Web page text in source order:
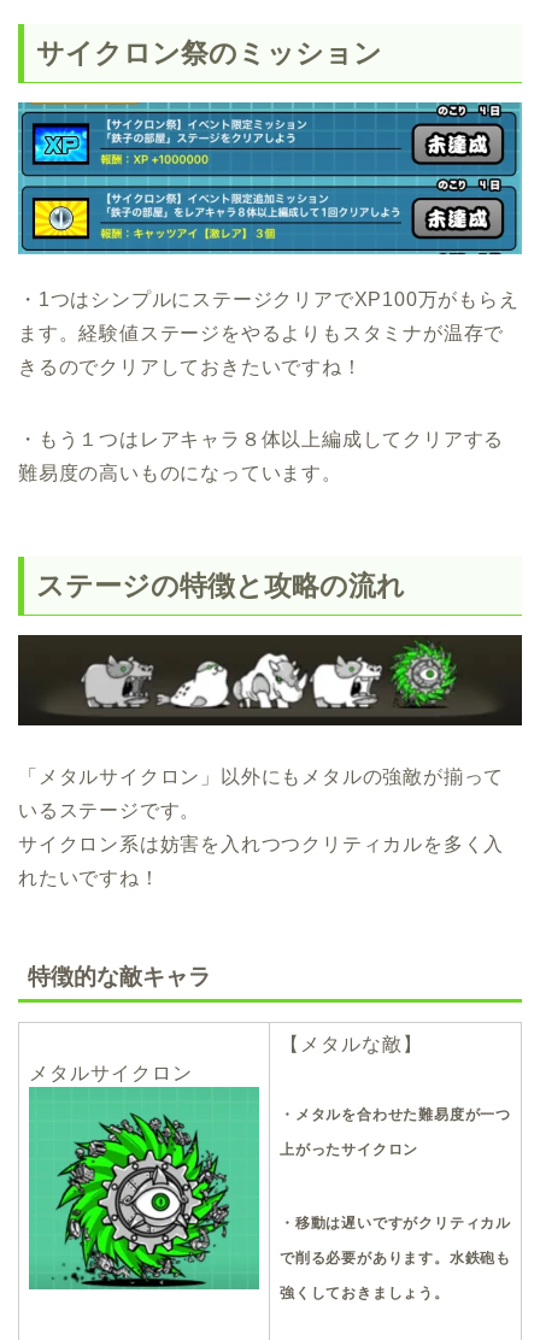
サイクロン祭のミッション
・1つはシンプルにステージクリアでXP100万がもらえ
ます。経験値ステージをやるよりもスタミナが温存で
きるのでクリアしておきたいですね！
・もう１つはレアキャラ８体以上編成してクリアする
難易度の高いものになっています。
ステージの特徴と攻略の流れ
「メタルサイクロン」以外にもメタルの強敵が揃って
いるステージです。
サイクロン系は妨害を入れつつクリティカルを多く入
れたいですね！
特徴的な敵キャラ
メタルサイクロン
【メタルな敵】
・メタルを合わせた難易度が一つ
上がったサイクロン
・移動は遅いですがクリティカル
で削る必要があります。水鉄砲も
強くしておきましょう。